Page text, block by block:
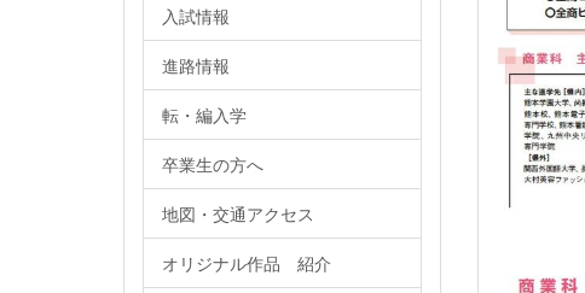
入試情報
進路情報
転・編入学
卒業生の方へ
地図・交通アクセス
オリジナル作品 紹介